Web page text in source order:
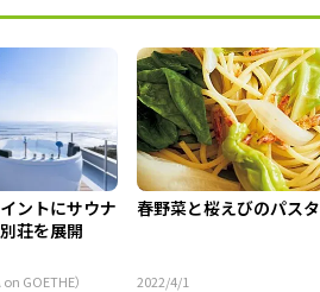
ントにサウナ
荘を展開
GOETHE）
春野菜と桜えびのパスタ
2022/4/1